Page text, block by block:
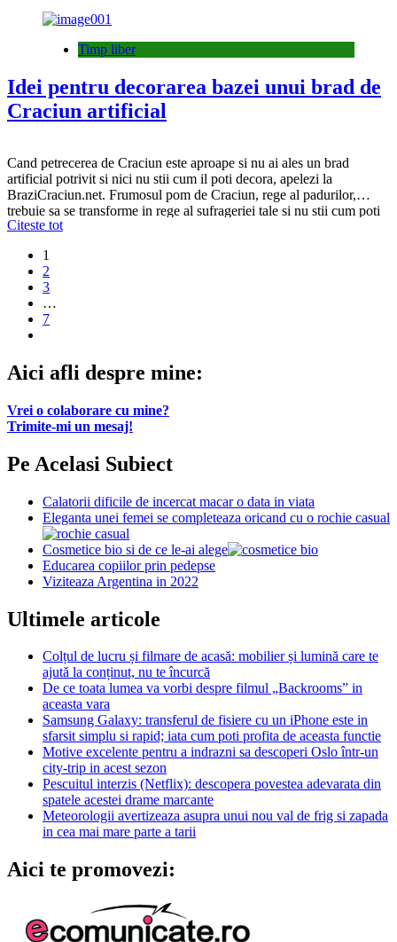
Timp liber
Idei pentru decorarea bazei unui brad de
Craciun artificial
Cand petrecerea de Craciun este aproape si nu ai ales un brad
artificial potrivit si nici nu stii cum il poti decora, apelezi la
BraziCraciun.net. Frumosul pom de Craciun, rege al padurilor,
trebuie sa se transforme in rege al sufrageriei tale si nu stii cum poti
face asta mai repede, mai eficient. Accesoriu emblematic, dar…
Citeste tot
1
2
3
…
7
Aici afli despre mine:
Vrei o colaborare cu mine?
Trimite-mi un mesaj!
Pe Acelasi Subiect
Calatorii dificile de incercat macar o data in viata
Eleganta unei femei se completeaza oricand cu o rochie casual
Cosmetice bio si de ce le-ai alege
Educarea copiilor prin pedepse
Viziteaza Argentina in 2022
Ultimele articole
Colțul de lucru și filmare de acasă: mobilier și lumină care te
ajută la conținut, nu te încurcă
De ce toata lumea va vorbi despre filmul „Backrooms” in
aceasta vara
Samsung Galaxy: transferul de fisiere cu un iPhone este in
sfarsit simplu si rapid; iata cum poti profita de aceasta functie
Motive excelente pentru a indrazni sa descoperi Oslo într-un
city-trip in acest sezon
Pescuitul interzis (Netflix): descopera povestea adevarata din
spatele acestei drame marcante
Meteorologii avertizeaza asupra unui nou val de frig si zapada
in cea mai mare parte a tarii
Aici te promovezi: